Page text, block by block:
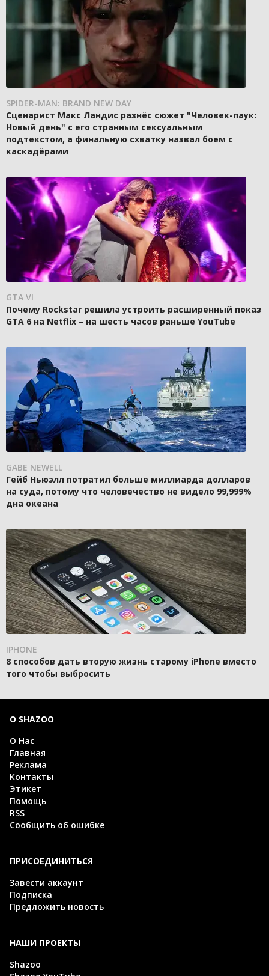
SPIDER-MAN: BRAND NEW DAY
Сценарист Макс Ландис разнёс сюжет "Человек-паук:
Новый день" с его странным сексуальным
подтекстом, а финальную схватку назвал боем с
каскадёрами
GTA VI
Почему Rockstar решила устроить расширенный показ
GTA 6 на Netflix – на шесть часов раньше YouTube
GABE NEWELL
Гейб Ньюэлл потратил больше миллиарда долларов
на суда, потому что человечество не видело 99,999%
дна океана
IPHONE
8 способов дать вторую жизнь старому iPhone вместо
того чтобы выбросить
О SHAZOO
О Нас
Главная
Реклама
Контакты
Этикет
Помощь
RSS
Сообщить об ошибке
ПРИСОЕДИНИТЬСЯ
Завести аккаунт
Подписка
Предложить новость
НАШИ ПРОЕКТЫ
Shazoo